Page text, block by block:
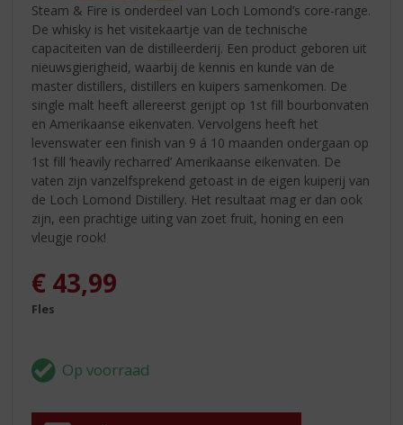
Steam & Fire is onderdeel van Loch Lomond’s core-range.
De whisky is het visitekaartje van de technische
capaciteiten van de distilleerderij. Een product geboren uit
nieuwsgierigheid, waarbij de kennis en kunde van de
master distillers, distillers en kuipers samenkomen. De
single malt heeft allereerst gerijpt op 1st fill bourbonvaten
en Amerikaanse eikenvaten. Vervolgens heeft het
levenswater een finish van 9 á 10 maanden ondergaan op
1st fill ‘heavily recharred’ Amerikaanse eikenvaten. De
vaten zijn vanzelfsprekend getoast in de eigen kuiperij van
de Loch Lomond Distillery. Het resultaat mag er dan ook
zijn, een prachtige uiting van zoet fruit, honing en een
vleugje rook!
€ 43,99
Fles